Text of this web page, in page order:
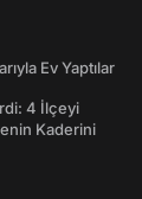
Ev Yaptılar
4 İlçeyi
Kaderini